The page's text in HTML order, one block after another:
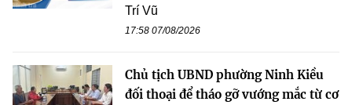
Trí Vũ
17:58 07/08/2026
Chủ tịch UBND phường Ninh Kiều
đối thoại để tháo gỡ vướng mắc từ cơ